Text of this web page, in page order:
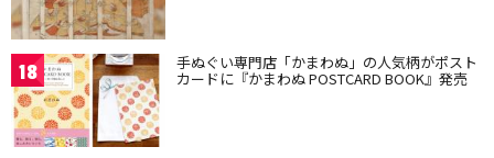
18 手ぬぐい専門店「かまわぬ」の人気柄がポスト
カードに『かまわぬ POSTCARD BOOK』発売